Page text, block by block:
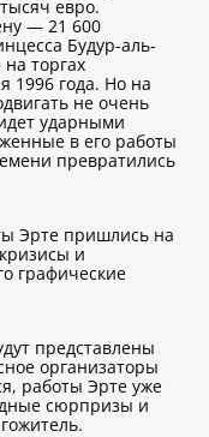
евро.
— 21 600
Будур-аль-
торгах
1996 года. Но на
не очень
ударными
в его работы
превратились
Эрте пришлись на
и
графические
представлены
организаторы
работы Эрте уже
сюрпризы и